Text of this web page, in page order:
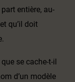
entière, au-
qu’il doit
que se cache-t-il
d’un modèle